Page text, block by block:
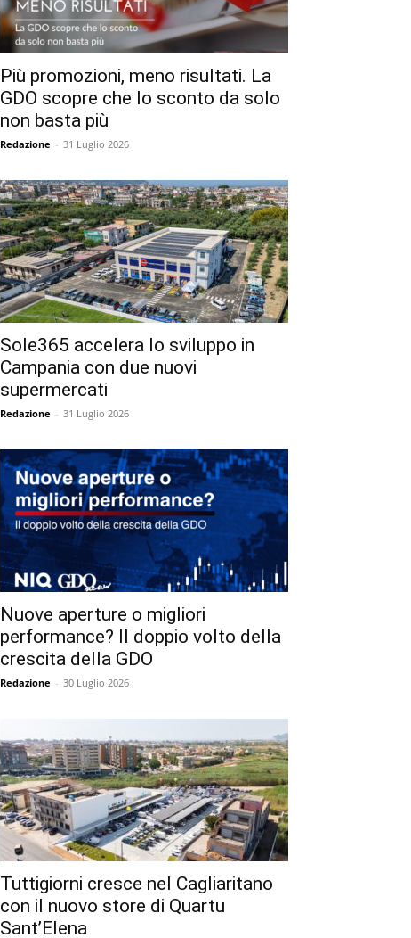
Più promozioni, meno risultati. La
GDO scopre che lo sconto da solo
non basta più
Redazione - 31 Luglio 2026
Sole365 accelera lo sviluppo in
Campania con due nuovi
supermercati
Redazione - 31 Luglio 2026
Nuove aperture o migliori
performance? Il doppio volto della
crescita della GDO
Redazione - 30 Luglio 2026
Tuttigiorni cresce nel Cagliaritano
con il nuovo store di Quartu
Sant’Elena